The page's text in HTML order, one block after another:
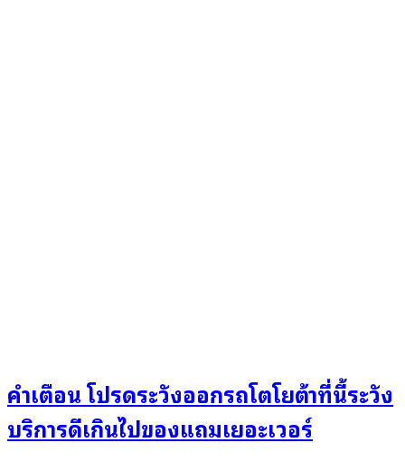
คำเตือน โปรดระวังออกรถโตโยต้าที่นี้ระวัง
บริการดีเกินไปของแถมเยอะเวอร์